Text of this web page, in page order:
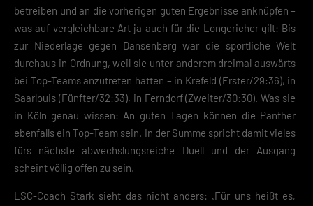
betreiben und an die vorherigen guten Ergebnisse anknüpfen –
was auf vergleichbare Art ja auch für die Longericher gilt: Bis
zur Niederlage gegen Dansenberg war die sportliche Welt
durchaus in Ordnung, weil sie unter anderem dreimal auswärts
bei Top-Teams anzutreten hatten – in Krefeld (Erster/29:36), in
Saarlouis (Fünfter/32:33), in Ferndorf (Zweiter/30:30). Was sie
in Köln genau wissen: An guten Tagen können die Panther
ebenfalls ein Top-Team sein. In der Summe spricht damit vieles
fürs nächste abwechslungsreiche Duell und der Ausgang
scheint völlig offen zu sein.
LSC-Coach Stark sieht das nicht anders: „Für uns heißt es,
auswählen.
Zurück
Datenschutzeinstellungen
Essenziell (2)
Essenzielle Cookies ermöglichen grundlegende Funktionen und sind für die
einwandfreie Funktion der Website erforderlich.
Cookie-Informationen anzeigen